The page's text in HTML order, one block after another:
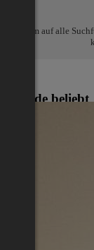
Um auf alle
Gerade beliebt